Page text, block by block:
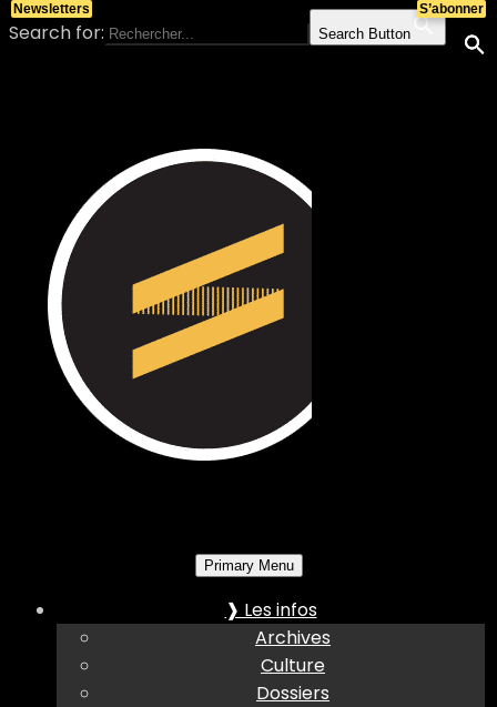
Search for: Search Button
Primary Menu
❱ Les infos
Archives
Culture
Dossiers
S’abonner
Newsletters